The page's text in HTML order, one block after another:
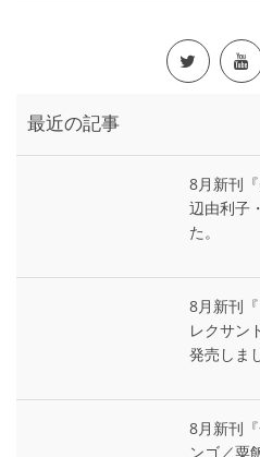
最近の記事
8月新刊
辺由利子
た。
8月新刊
レクサン
発売しま
8月新刊
ンゴ／粟